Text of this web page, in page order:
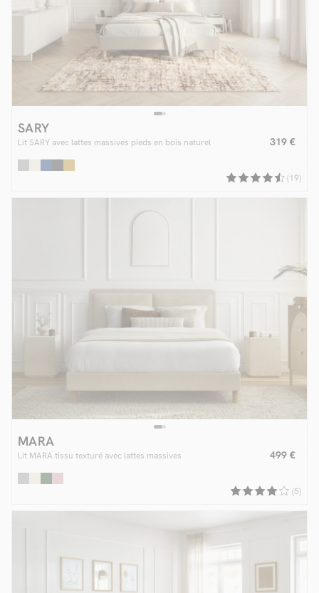
SARY
Lit SARY avec lattes massives pieds en bois naturel 319 €
(19)
MARA
Lit MARA tissu texturé avec lattes massives 499 €
(5)